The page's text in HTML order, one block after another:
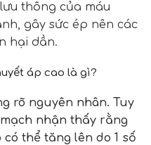
thông của máu
gây sức ép nên các
hại dần.
áp cao là gì?
rõ nguyên nhân. Tuy
nhận thấy rằng
thể tăng lên do 1 số